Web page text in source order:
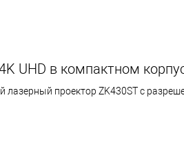
UHD в компактном
лазерный проектор ZK430ST с